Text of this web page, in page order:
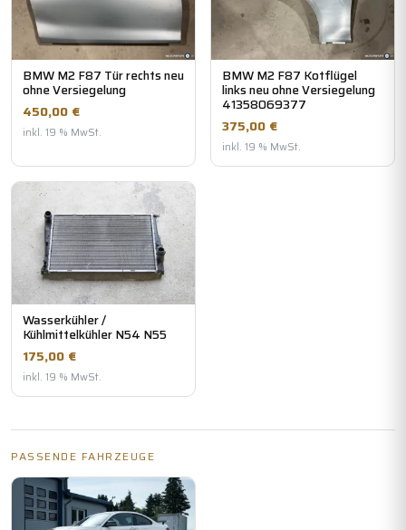
BMW M2 F87 Tür rechts neu
ohne Versiegelung
450,00 €
inkl. 19 % MwSt.
BMW M2 F87 Kotflügel
links neu ohne Versiegelung
41358069377
375,00 €
inkl. 19 % MwSt.
Wasserkühler /
Kühlmittelkühler N54 N55
175,00 €
inkl. 19 % MwSt.
PASSENDE FAHRZEUGE